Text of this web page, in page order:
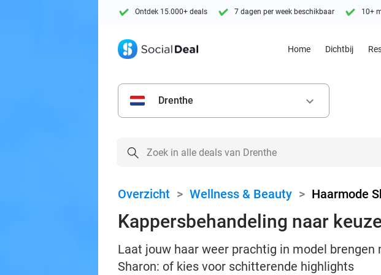
Ontdek 15.000+ deals 7 dagen per week beschikbaar 10+
Home Dichtbij
Drenthe keyboard_arrow_down
Overzicht > Wellness & Beauty > Haarmode
Kappersbehandeling naar
Laat jouw haar weer prachtig in model
Sharon: of kies voor schitterende highlights